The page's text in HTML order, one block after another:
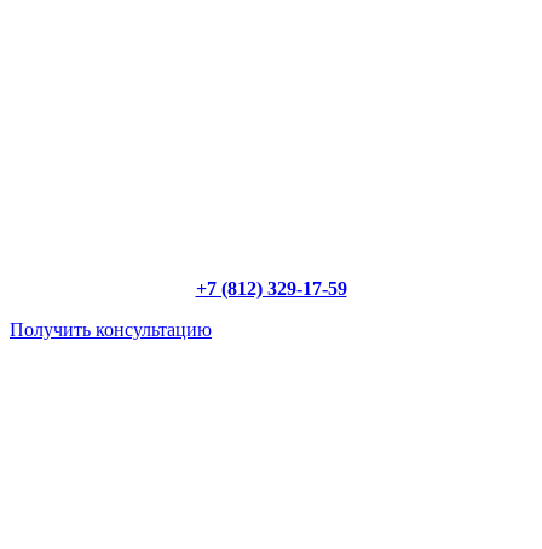
+7 (812) 329-17-59
Получить консультацию